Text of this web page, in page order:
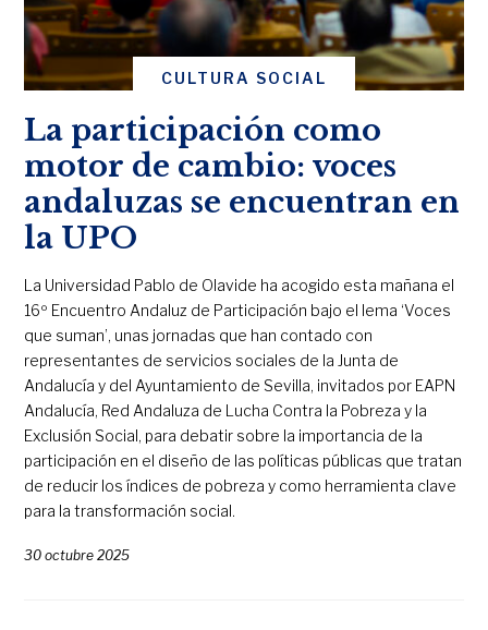
CULTURA SOCIAL
La participación como
motor de cambio: voces
andaluzas se encuentran en
la UPO
La Universidad Pablo de Olavide ha acogido esta mañana el
16º Encuentro Andaluz de Participación bajo el lema ‘Voces
que suman’, unas jornadas que han contado con
representantes de servicios sociales de la Junta de
Andalucía y del Ayuntamiento de Sevilla, invitados por EAPN
Andalucía, Red Andaluza de Lucha Contra la Pobreza y la
Exclusión Social, para debatir sobre la importancia de la
participación en el diseño de las políticas públicas que tratan
de reducir los índices de pobreza y como herramienta clave
para la transformación social.
30 octubre 2025